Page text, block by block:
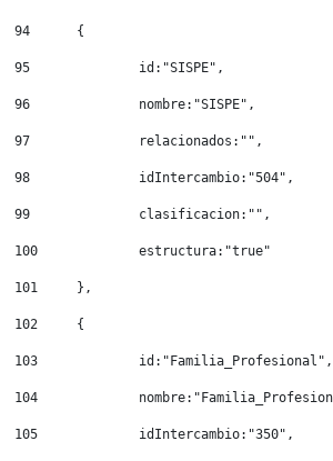
94
	{
95
		id:"SISPE",
96
		nombre:"SISPE",
97
		relacionados:"",
98
		idIntercambio:"504",
99
		clasificacion:"",
100
		estructura:"true"
101
	},
102
	{
103
		id:"Familia_Profesional",
104
105
		idIntercambio:"350",